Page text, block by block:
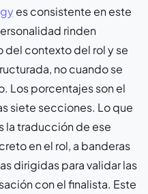
es consistente en este
rinden
del contexto del rol y se
no cuando se
Los porcentajes son el
siete secciones. Lo que
la traducción de ese
en el rol, a banderas
dirigidas para validar las
con el finalista. Este